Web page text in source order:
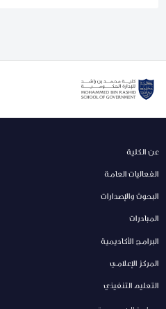
عن الكلية
الفعاليات العامة
البحوث والإصدارات
المبادرات
البرامج الأكاديمية
المركز الإعلامي
التعليم التنفيذي